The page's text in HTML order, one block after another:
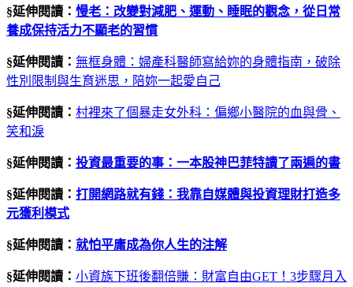
§延伸閱讀： 慢老：改變對減肥、運動、睡眠的觀念，從日常
養成保持活力不顯老的習慣
§延伸閱讀： 無框身體：婦產科醫師寫給妳的身體指南，破除
性別限制與生育迷思，陪妳一起愛自己
§延伸閱讀： 村裡來了個暴走女外科：偏鄉小醫院的血與骨、
笑和淚
§延伸閱讀： 投資最重要的事：一本股神巴菲特讀了兩遍的書
§延伸閱讀： 打開網路就有錢：我靠自媒體與投資理財打造多
元獲利模式
§延伸閱讀： 就怕平庸成為你人生的注解
§延伸閱讀： 小資族下班後翻倍賺：財富自由GET！3步驟月入